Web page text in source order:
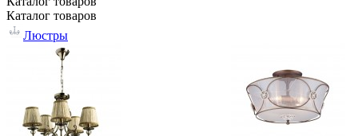
Каталог товаров
Люстры